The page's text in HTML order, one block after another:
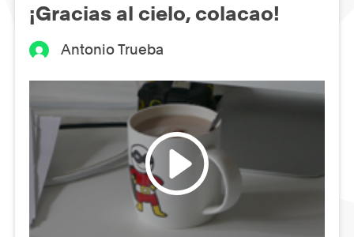
¡Gracias al cielo, colacao!
Antonio Trueba